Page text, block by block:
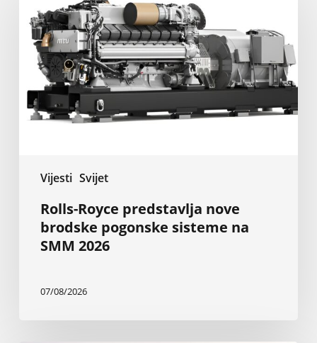
Vijesti Svijet
predstavlja
nove
brodske
pogonske
sisteme
na
SMM
Rolls-Royce predstavlja nove
brodske pogonske sisteme na
SMM 2026
07/08/2026